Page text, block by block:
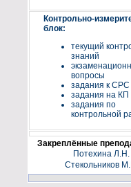
Контрольно-
блок:
текущий
знаний
вопросы
задания к СРС
задания на КП
задания по
контрольной
Закреплённые
Потехина Л.Н.
Стекольников